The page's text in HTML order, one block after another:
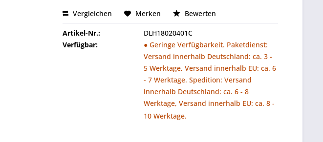
Vergleichen Merken Bewerten
Artikel-Nr.:
DLH18020401C
Verfügbar:
● Geringe Verfügbarkeit. Paketdienst:
Versand innerhalb Deutschland: ca. 3 -
5 Werktage, Versand innerhalb EU: ca. 6
- 7 Werktage. Spedition: Versand
innerhalb Deutschland: ca. 6 - 8
Werktage, Versand innerhalb EU: ca. 8 -
10 Werktage.